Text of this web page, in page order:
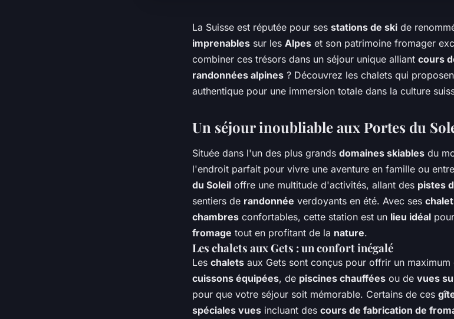
La Suisse est réputée pour ses stations de ski de
imprenables sur les Alpes et son patrimoine fromager
combiner ces trésors dans un séjour unique alliant cours
randonnées alpines ? Découvrez les chalets qui
authentique pour une immersion totale dans la culture
Un séjour inoubliable aux Portes du
Située dans l'un des plus grands domaines skiables du
l'endroit parfait pour vivre une aventure en famille ou
du Soleil offre une multitude d'activités, allant des pistes
sentiers de randonnée verdoyants en été. Avec ses
chambres confortables, cette station est un lieu idéal
fromage tout en profitant de la nature.
Les chalets aux Gets : un confort inégalé
Les chalets aux Gets sont conçus pour offrir un
cuissons équipées, de piscines chauffées ou de vues
pour que votre séjour soit mémorable. Certains de ces
spéciales vues incluant des cours de fabrication de